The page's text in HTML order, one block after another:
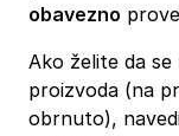
obavezno
Ako želite da
proizvoda (na
obrnuto),